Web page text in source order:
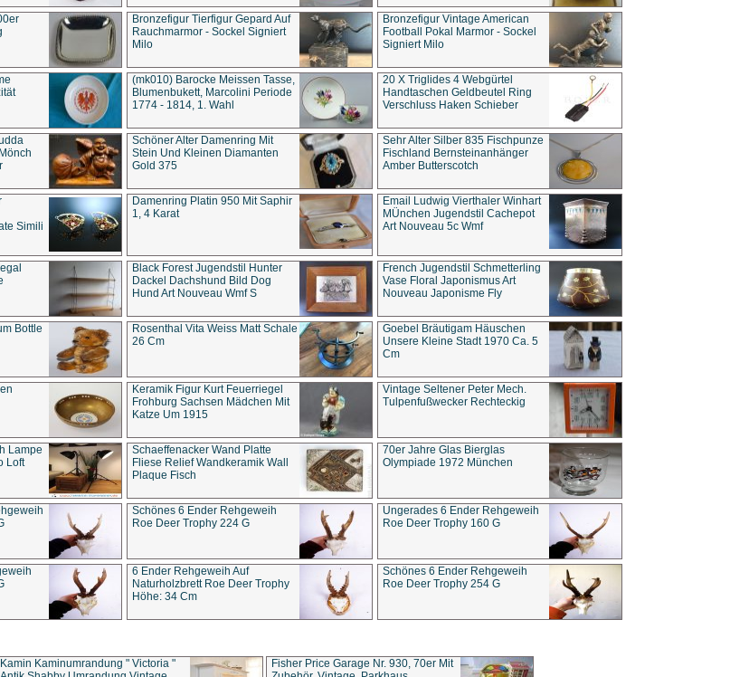
Bronzefigur Tierfigur Gepard Auf
Rauchmarmor - Sockel Signiert
Milo
Bronzefigur Vintage American
Football Pokal Marmor - Sockel
Signiert Milo
(mk010) Barocke Meissen Tasse,
Blumenbukett, Marcolini Periode
1774 - 1814, 1. Wahl
20 X Triglides 4 Webgürtel
Handtaschen Geldbeutel Ring
Verschluss Haken Schieber
Schöner Alter Damenring Mit
Stein Und Kleinen Diamanten
Gold 375
Sehr Alter Silber 835 Fischpunze
Fischland Bernsteinanhänger
Amber Butterscotch
Simili
Damenring Platin 950 Mit Saphir
1, 4 Karat
Email Ludwig Vierthaler Winhart
MÜnchen Jugendstil Cachepot
Art Nouveau 5c Wmf
Black Forest Jugendstil Hunter
Dackel Dachshund Bild Dog
Hund Art Nouveau Wmf S
French Jugendstil Schmetterling
Vase Floral Japonismus Art
Nouveau Japonisme Fly
Bottle
Rosenthal Vita Weiss Matt Schale
26 Cm
Goebel Bräutigam Häuschen
Unsere Kleine Stadt 1970 Ca. 5
Cm
Keramik Figur Kurt Feuerriegel
Frohburg Sachsen Mädchen Mit
Katze Um 1915
Vintage Seltener Peter Mech.
Tulpenfußwecker Rechteckig
Lampe
Loft
Schaeffenacker Wand Platte
Fliese Relief Wandkeramik Wall
Plaque Fisch
70er Jahre Glas Bierglas
Olympiade 1972 München
Schönes 6 Ender Rehgeweih
Roe Deer Trophy 224 G
Ungerades 6 Ender Rehgeweih
Roe Deer Trophy 160 G
6 Ender Rehgeweih Auf
Naturholzbrett Roe Deer Trophy
Höhe: 34 Cm
Schönes 6 Ender Rehgeweih
Roe Deer Trophy 254 G
Kamin Kaminumrandung " Victoria "
Fisher Price Garage Nr. 930, 70er Mit